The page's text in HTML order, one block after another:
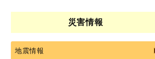
災害情報
地震情報